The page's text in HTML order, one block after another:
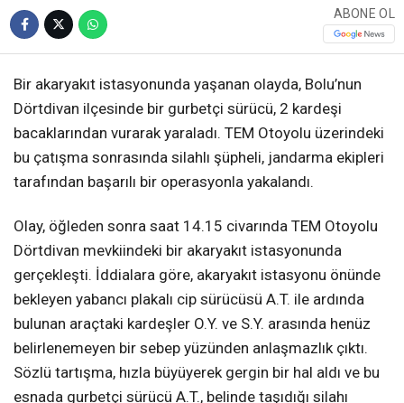
ABONE OL
Bir akaryakıt istasyonunda yaşanan olayda, Bolu’nun
Dörtdivan ilçesinde bir gurbetçi sürücü, 2 kardeşi
bacaklarından vurarak yaraladı. TEM Otoyolu üzerindeki
bu çatışma sonrasında silahlı şüpheli, jandarma ekipleri
tarafından başarılı bir operasyonla yakalandı.
Olay, öğleden sonra saat 14.15 civarında TEM Otoyolu
Dörtdivan mevkiindeki bir akaryakıt istasyonunda
gerçekleşti. İddialara göre, akaryakıt istasyonu önünde
bekleyen yabancı plakalı cip sürücüsü A.T. ile ardında
bulunan araçtaki kardeşler O.Y. ve S.Y. arasında henüz
belirlenemeyen bir sebep yüzünden anlaşmazlık çıktı.
Sözlü tartışma, hızla büyüyerek gergin bir hal aldı ve bu
esnada gurbetçi sürücü A.T., belinde taşıdığı silahı